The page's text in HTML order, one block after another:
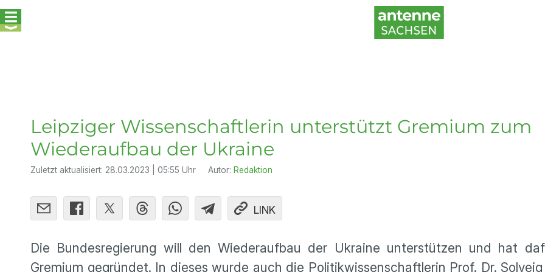
Leipziger Wissenschaftlerin unterstützt Gremium zum
Wiederaufbau der Ukraine
Zuletzt aktualisiert: 28.03.2023 | 05:55 Uhr Autor: Redaktion
LINK
Die Bundesregierung will den Wiederaufbau der Ukraine unterstützen und hat
Gremium gegründet. In dieses wurde auch die Politikwissenschaftlerin Prof. Dr.